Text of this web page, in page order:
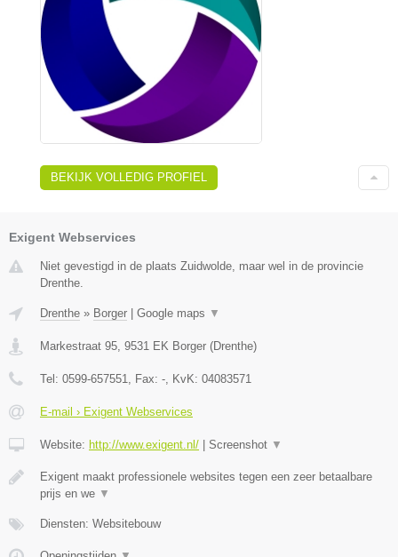
BEKIJK VOLLEDIG PROFIEL
Exigent Webservices
Niet gevestigd in de plaats Zuidwolde, maar wel in de provincie
Drenthe.
Drenthe » Borger Google maps ▼
Markestraat 95, 9531 EK Borger (Drenthe)
Tel: 0599-657551, Fax: -, KvK: 04083571
E-mail › Exigent Webservices
Website: http://www.exigent.nl/ Screenshot ▼
Exigent maakt professionele websites tegen een zeer betaalbare
prijs en we ▼
Diensten: Websitebouw